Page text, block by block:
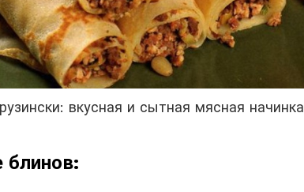
вкусная и сытная мясная начинка
блинов: